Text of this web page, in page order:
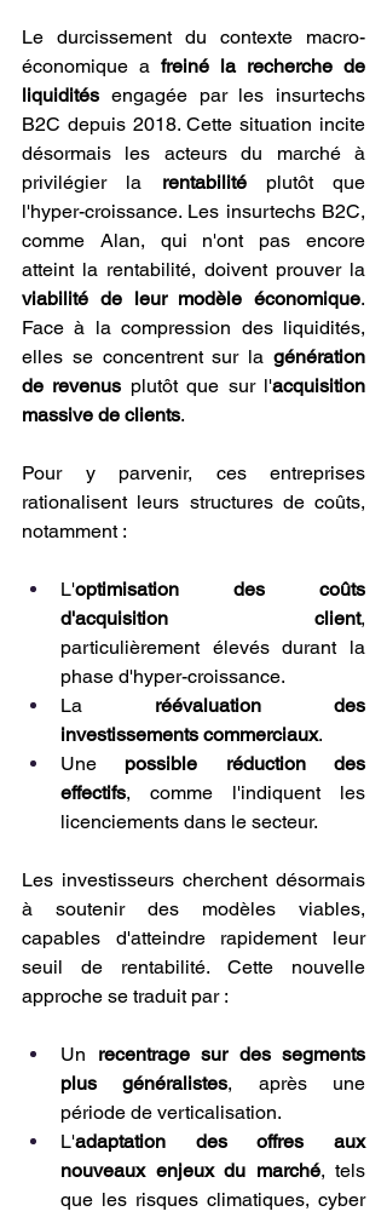
Le durcissement du contexte macro-
économique a freiné la recherche de
liquidités engagée par les insurtechs
B2C depuis 2018. Cette situation incite
désormais les acteurs du marché à
privilégier la rentabilité plutôt que
l'hyper-croissance. Les insurtechs B2C,
comme Alan, qui n'ont pas encore
viabilité de leur modèle économique.
Face à la compression des liquidités,
elles se concentrent sur la génération
de revenus plutôt que sur l'acquisition
massive de clients.
Pour y parvenir, ces entreprises
rationalisent leurs structures de coûts,
notamment :
L'optimisation des coûts
d'acquisition client,
particulièrement élevés durant la
phase d'hyper-croissance.
La réévaluation des
investissements commerciaux.
Une possible réduction des
effectifs, comme l'indiquent les
licenciements dans le secteur.
Les investisseurs cherchent désormais
à soutenir des modèles viables,
capables d'atteindre rapidement leur
seuil de rentabilité. Cette nouvelle
approche se traduit par :
Un recentrage sur des segments
plus généralistes, après une
période de verticalisation.
L'adaptation des offres aux
nouveaux enjeux du marché, tels
que les risques climatiques, cyber